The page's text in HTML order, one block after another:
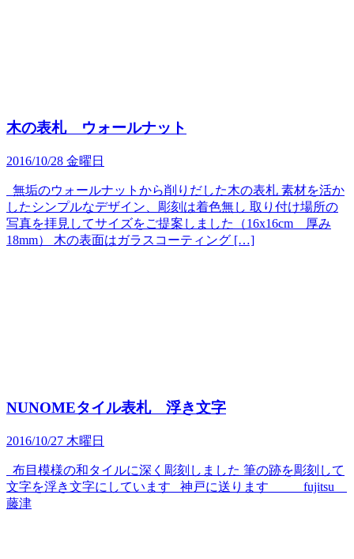
木の表札 ウォールナット
2016/10/28 金曜日
無垢のウォールナットから削りだした木の表札 素材を活か
したシンプルなデザイン、彫刻は着色無し 取り付け場所の
写真を拝見してサイズをご提案しました（16x16cm 厚み
18mm） 木の表面はガラスコーティング […]
NUNOMEタイル表札 浮き文字
2016/10/27 木曜日
布目模様の和タイルに深く彫刻しました 筆の跡を彫刻して
文字を浮き文字にしています 神戸に送ります fujitsu
藤津